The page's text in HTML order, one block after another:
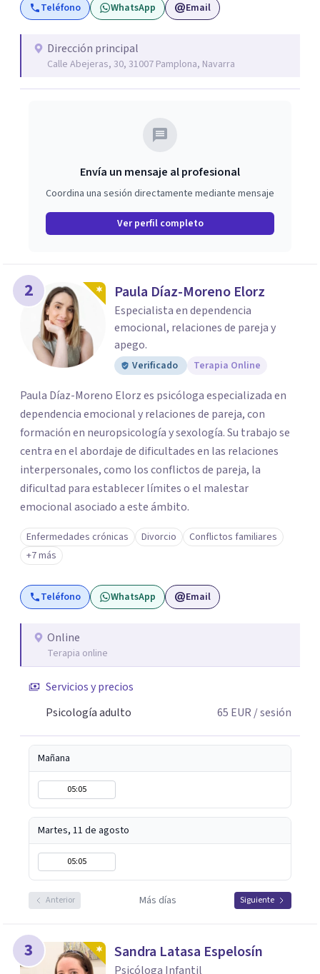
Teléfono WhatsApp Email
Dirección principal
Calle Abejeras, 30, 31007 Pamplona, Navarra
Envía un mensaje al profesional
Coordina una sesión directamente mediante mensaje
Ver perfil completo
2 Paula Díaz-Moreno Elorz
Especialista en dependencia
emocional, relaciones de pareja y
apego.
Verificado Terapia Online
Paula Díaz-Moreno Elorz es psicóloga especializada en
dependencia emocional y relaciones de pareja, con
formación en neuropsicología y sexología. Su trabajo se
centra en el abordaje de dificultades en las relaciones
interpersonales, como los conflictos de pareja, la
dificultad para establecer límites o el malestar
emocional asociado a este ámbito.
Enfermedades crónicas Divorcio
Conflictos familiares
+7 más
Teléfono WhatsApp Email
Online
Terapia online
Servicios y precios
Psicología adulto
65 EUR / sesión
Mañana
05:05
Martes, 11 de agosto
05:05
Anterior Más días Siguiente
3 Sandra Latasa Espelosín
Psicóloga Infantil